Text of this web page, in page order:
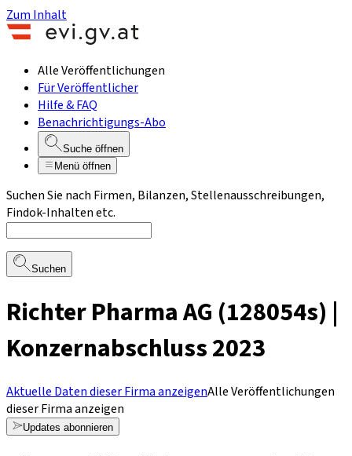
Zum Inhalt
Alle Veröffentlichungen
Für Veröffentlicher
Hilfe & FAQ
Benachrichtigungs-Abo
Suche öffnen
Menü öffnen
Suchen Sie nach Firmen, Bilanzen, Stellenausschreibungen,
Findok-Inhalten etc.
Suchen
Richter Pharma AG (128054s) |
Konzernabschluss 2023
Aktuelle Daten dieser Firma anzeigenAlle Veröffentlichungen
dieser Firma anzeigen
Updates abonnieren